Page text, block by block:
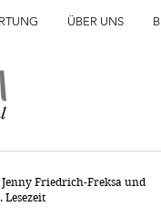
ÜBER UNS
Friedrich-Freksa und
Lesezeit